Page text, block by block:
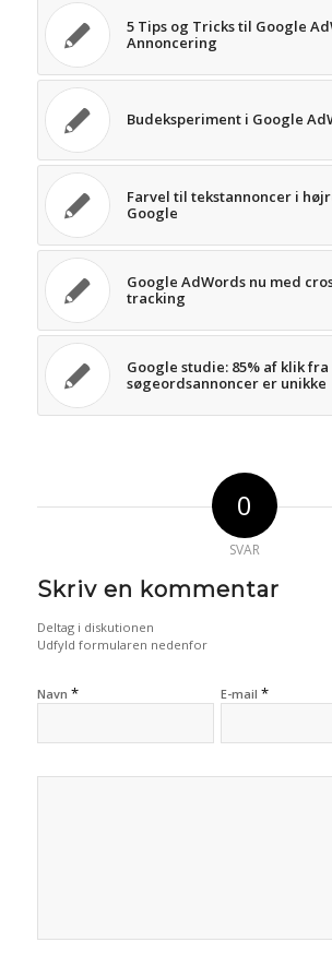
5 Tips og Tricks til Google
Annoncering
Budeksperiment i Google
Farvel til tekstannoncer i
Google
Google AdWords nu med
tracking
Google studie: 85% af klik fra
søgeordsannoncer er unikke
0
SVAR
Skriv en kommentar
Deltag i diskutionen
Udfyld formularen nedenfor
Navn * E-mail*